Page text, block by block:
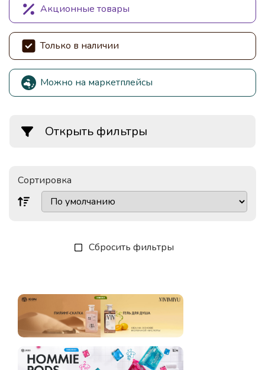
Акционные товары
Только в наличии
Можно на маркетплейсы
Открыть фильтры
Сортировка
Сбросить фильтры